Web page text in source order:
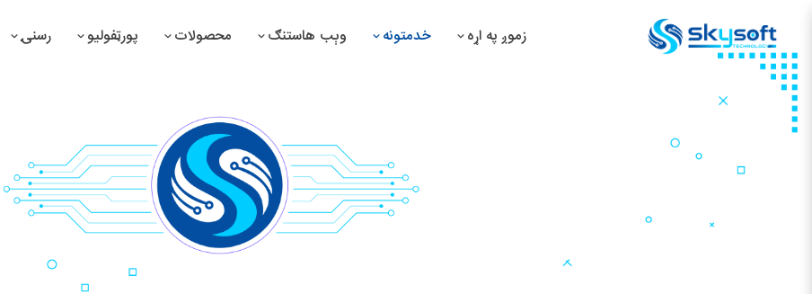
زموږ په اړه خدمتونه وېب هاستنګ محصولات
د درملتون مدیریت سیستم
د صرافي مدیریت سیستم
د پمپ سټېشن مدیریت سیستم
د تولیداتو مدیریت سیستم
د بشري سرچینو مدیریت سیستم
پورټفولیو رسنۍ
د روغتون مدیریت سیسټم